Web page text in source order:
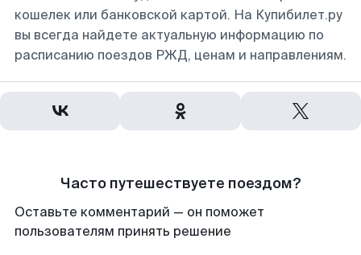
кошелек или банковской картой. На Купибилет.ру
вы всегда найдете актуальную информацию по
расписанию поездов РЖД, ценам и направлениям.
Часто путешествуете поездом?
Оставьте комментарий — он поможет
пользователям принять решение